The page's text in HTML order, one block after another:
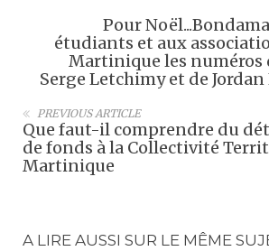
Pour
étudiants et aux
Martinique les numéros
Serge Letchimy et de Jordan
PREVIOUS ARTICLE
Que faut-il comprendre du
de fonds à la Collectivité
Martinique
A LIRE AUSSI SUR LE MÊME